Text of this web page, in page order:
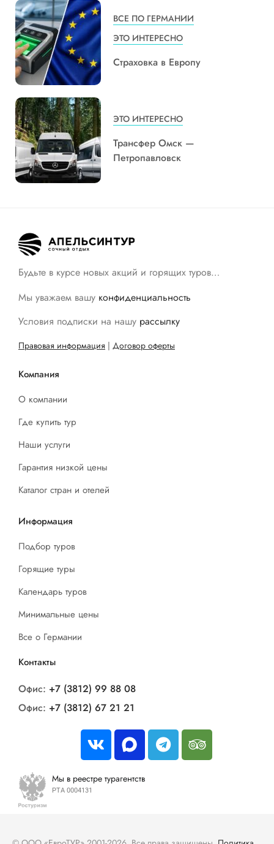
ВСЕ ПО ГЕРМАНИИ
ЭТО ИНТЕРЕСНО
Страховка в Европу
ЭТО ИНТЕРЕСНО
Трансфер Омск —
Петропавловск
Будьте в курсе новых акций и горящих туров…
Мы уважаем вашу конфиденциальность
Условия подписки на нашу рассылку
Правовая информация | Договор оферты
Компания
О компании
Где купить тур
Наши услуги
Гарантия низкой цены
Каталог стран и отелей
Информация
Подбор туров
Горящие туры
Календарь туров
Минимальные цены
Все о Германии
Контакты
Офис: +7 (3812) 99 88 08
Офис: +7 (3812) 67 21 21
Мы в реестре турагентств
РТА 0004131